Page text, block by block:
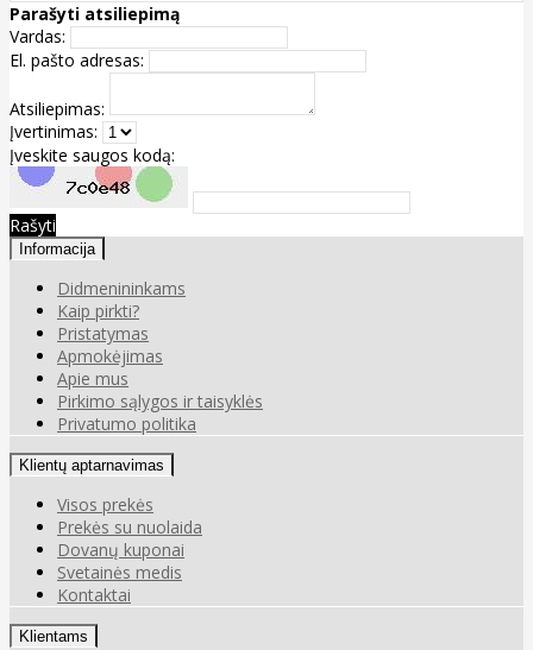
Parašyti atsiliepimą
Vardas:
El. pašto adresas:
Atsiliepimas:
Įvertinimas:
Įveskite saugos kodą:
Rašyti
Informacija
Didmenininkams
Kaip pirkti?
Pristatymas
Apmokėjimas
Apie mus
Pirkimo sąlygos ir taisyklės
Privatumo politika
Klientų aptarnavimas
Visos prekės
Prekės su nuolaida
Dovanų kuponai
Svetainės medis
Kontaktai
Klientams